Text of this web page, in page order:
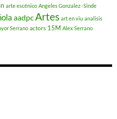
arte escénico Angeles Gonzalez -Sinde
aadpcArtes art en viu analisis
Serrano actors 15M Alex Serrano